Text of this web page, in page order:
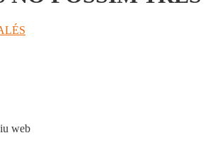
web